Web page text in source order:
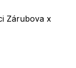
Zárubova x